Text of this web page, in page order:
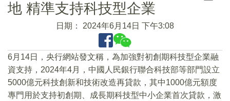
地 精準支持科技型企業
日期： 2024年6月14日 下午3:08
6月14日，央行網站發文稱，為加強對初創期科技型企業融
資支持，2024年4月，中國人民銀行聯合科技部等部門設立
5000億元科技創新和技術改造再貸款，其中1000億元額度
專門用於支持初創期、成長期科技型中小企業首次貸款，激